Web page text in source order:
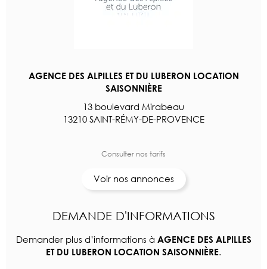
AGENCE DES ALPILLES ET DU LUBERON LOCATION
SAISONNIÈRE
13 boulevard Mirabeau
13210 SAINT-RÉMY-DE-PROVENCE
Consulter nos tarifs
Voir nos annonces
DEMANDE D'INFORMATIONS
Demander plus d’informations à AGENCE DES ALPILLES
ET DU LUBERON LOCATION SAISONNIÈRE.